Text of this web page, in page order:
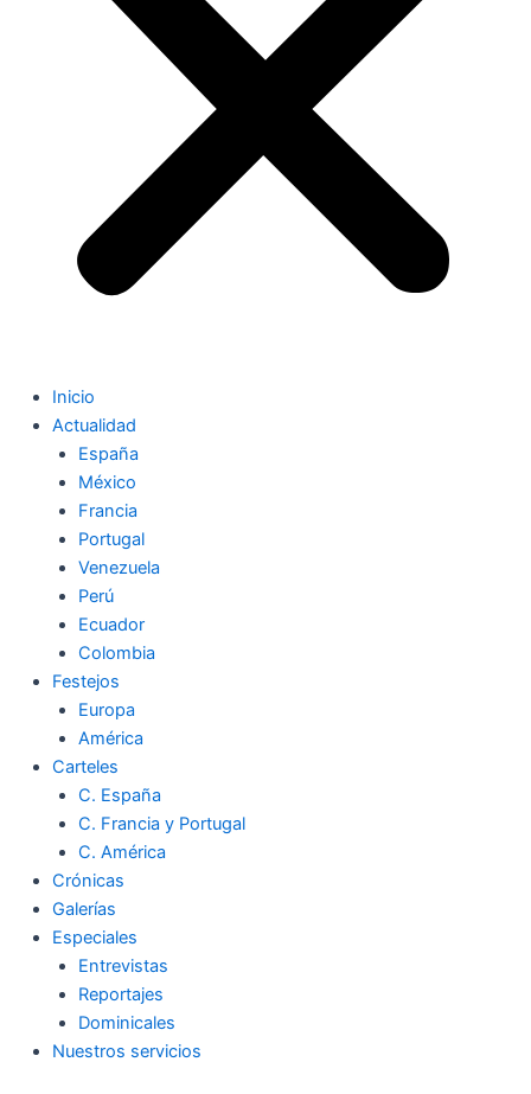
Inicio
Actualidad
España
México
Francia
Portugal
Venezuela
Perú
Ecuador
Colombia
Festejos
Europa
América
Carteles
C. España
C. Francia y Portugal
C. América
Crónicas
Galerías
Especiales
Entrevistas
Reportajes
Dominicales
Nuestros servicios